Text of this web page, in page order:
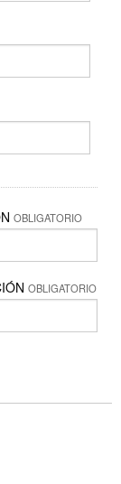
OBLIGATORIO
OBLIGATORIO